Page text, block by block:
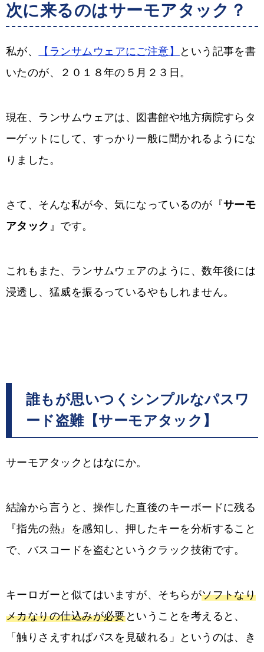
次に来るのはサーモアタック？
私が、 【ランサムウェアにご注意】
という記事を書
いたのが、２０１８年の５月２３日。
現在、ランサムウェアは、図書館や地方病院すらタ
ーゲットにして、すっかり一般に聞かれるようにな
りました。
さて、そんな私が今、気になっているのが『サーモ
アタック 』です。
これもまた、ランサムウェアのように、数年後には
浸透し、猛威を振るっているやもしれません。
誰もが思いつくシンプルなパスワ
ード盗難【サーモアタック】
サーモアタックとはなにか。
結論から言うと、操作した直後のキーボードに残る
『指先の熱』を感知し、押したキーを分析すること
で、バスコードを盗むというクラック技術です。
キーロガーと似てはいますが、そちらがソフトなり
メカなりの仕込みが必要ということを考えると、
「触りさえすればパスを見破れる」というのは、き